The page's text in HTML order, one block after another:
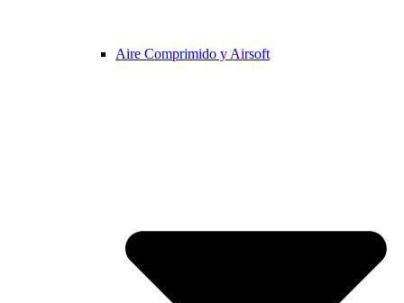
Aire Comprimido y Airsoft